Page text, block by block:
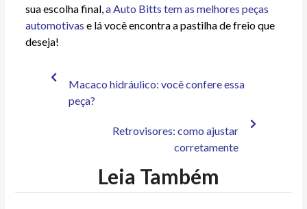
sua escolha final,a Auto Bitts tem as melhores peças
automotivas e lá você encontra a pastilha de freio que
deseja!
Macaco hidráulico: você confere essa
peça?
Retrovisores: como ajustar
corretamente
Leia Também